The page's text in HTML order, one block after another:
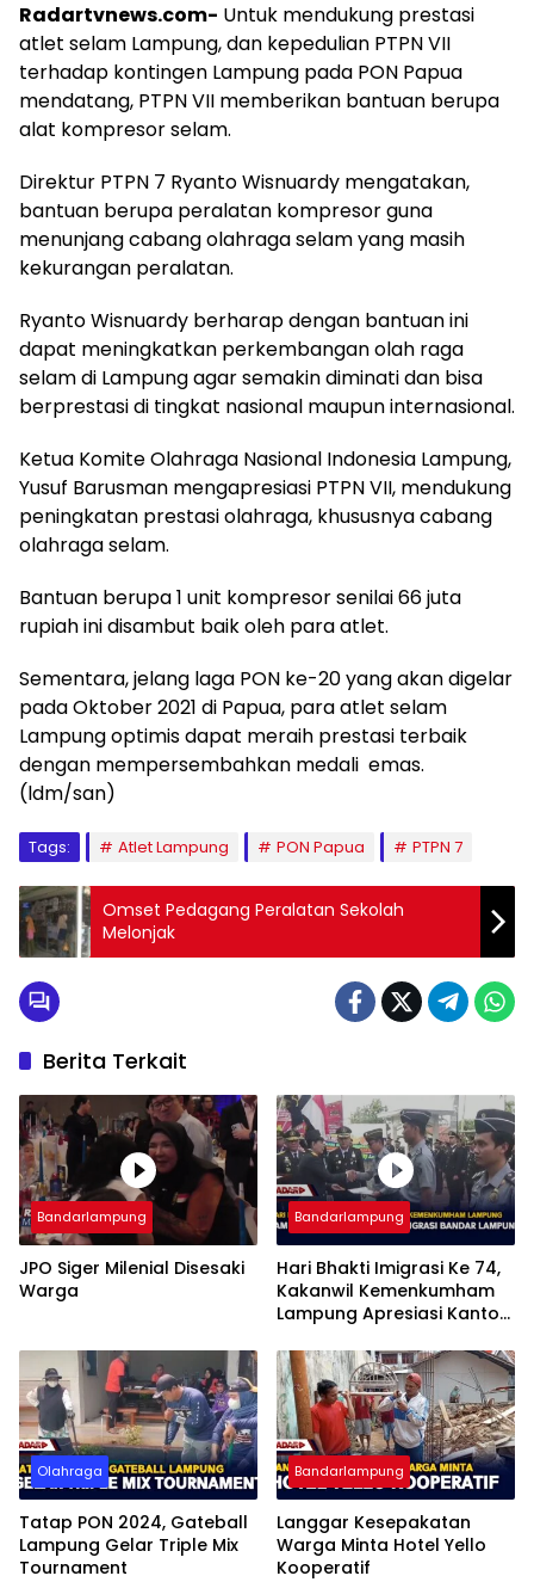
Radartvnews.com- Untuk mendukung prestasi
atlet selam Lampung, dan kepedulian PTPN VII
terhadap kontingen Lampung pada PON Papua
mendatang, PTPN VII memberikan bantuan berupa
alat kompresor selam.
Direktur PTPN 7 Ryanto Wisnuardy mengatakan,
bantuan berupa peralatan kompresor guna
menunjang cabang olahraga selam yang masih
kekurangan peralatan.
Ryanto Wisnuardy berharap dengan bantuan ini
dapat meningkatkan perkembangan olah raga
selam di Lampung agar semakin diminati dan bisa
berprestasi di tingkat nasional maupun internasional.
Ketua Komite Olahraga Nasional Indonesia Lampung,
Yusuf Barusman mengapresiasi PTPN VII, mendukung
peningkatan prestasi olahraga, khususnya cabang
olahraga selam.
Bantuan berupa 1 unit kompresor senilai 66 juta
rupiah ini disambut baik oleh para atlet.
Sementara, jelang laga PON ke-20 yang akan digelar
pada Oktober 2021 di Papua, para atlet selam
Lampung optimis dapat meraih prestasi terbaik
dengan mempersembahkan medali emas.
(ldm/san)
Tags: Atlet Lampung PON Papua PTPN 7
Omset Pedagang Peralatan Sekolah
Melonjak
Berita Terkait
Bandarlampung
JPO Siger Milenial Disesaki
Warga
Bandarlampung
Hari Bhakti Imigrasi Ke 74,
Kakanwil Kemenkumham
Lampung Apresiasi Kantor
Olahraga
Tatap PON 2024, Gateball
Lampung Gelar Triple Mix
Tournament
Bandarlampung
Langgar Kesepakatan
Warga Minta Hotel Yello
Kooperatif